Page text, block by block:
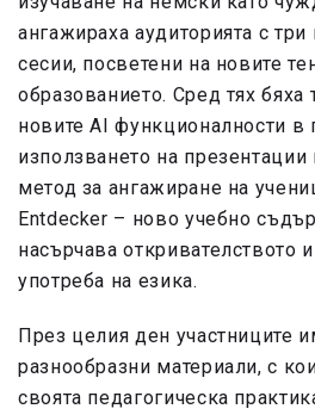
ангажираха аудиторията с
сесии, посветени на новите
образованието. Сред тях бяха
новите AI функционалности в
използването на презентации
метод за ангажиране на
Entdecker – ново учебно
насърчава откривателството
употреба на езика.
През целия ден участниците
разнообразни материали, с
своята педагогическа